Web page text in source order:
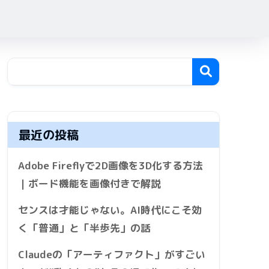
最近の投稿
Adobe Fireflyで2D画像を3D化する方法
｜ボード機能を画像付きで解説
センスは才能じゃない。AI時代にこそ効
く「普通」と「半歩先」の話
Claudeの「アーティファクト」がすごい